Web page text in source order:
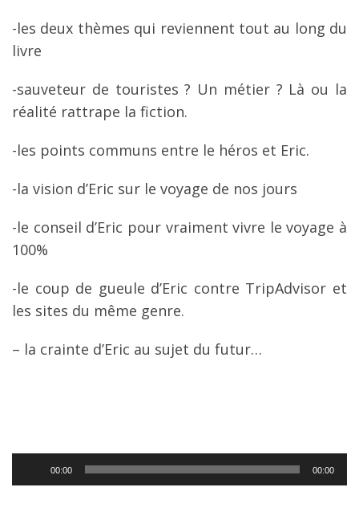
-les deux thèmes qui reviennent tout au long du
livre
-sauveteur de touristes ? Un métier ? Là ou la
réalité rattrape la fiction.
-les points communs entre le héros et Eric.
-la vision d’Eric sur le voyage de nos jours
-le conseil d’Eric pour vraiment vivre le voyage à
100%
-le coup de gueule d’Eric contre TripAdvisor et
les sites du même genre.
– la crainte d’Eric au sujet du futur…
audio
00:00 00:00